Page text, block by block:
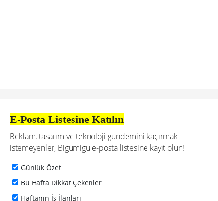
E-Posta Listesine Katılın
Reklam, tasarım ve teknoloji gündemini kaçırmak
istemeyenler, Bigumigu e-posta listesine kayıt olun!
Günlük Özet
Bu Hafta Dikkat Çekenler
Haftanın İş İlanları